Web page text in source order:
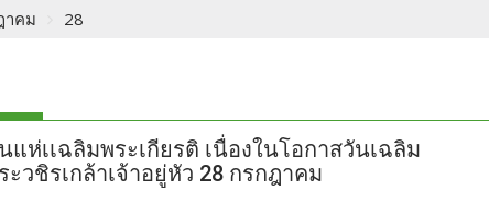
าคม 28
เเฉลิมพระเกียรติ เนื่องในโอกาสวันเฉลิม
วชิรเกล้าเจ้าอยู่หัว 28 กรกฎาคม